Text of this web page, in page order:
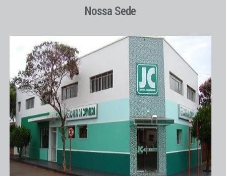
Nossa Sede